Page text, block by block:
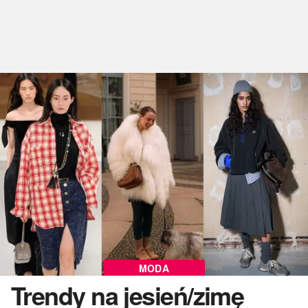
MODA
Trendy na jesień/zimę